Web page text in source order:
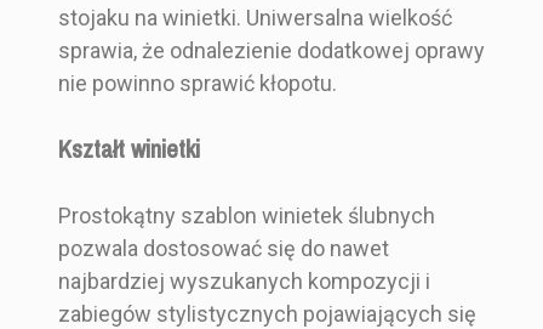
stojaku na winietki. Uniwersalna wielkość
sprawia, że odnalezienie dodatkowej oprawy
nie powinno sprawić kłopotu.
Kształt winietki
Prostokątny szablon winietek ślubnych
pozwala dostosować się do nawet
najbardziej wyszukanych kompozycji i
zabiegów stylistycznych pojawiających się